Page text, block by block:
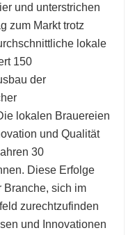
und unterstrichen
zum Markt trotz
lokale
150
der
lokalen Brauereien
und Qualität
30
Diese Erfolge
Branche, sich im
zurechtzufinden
und Innovationen